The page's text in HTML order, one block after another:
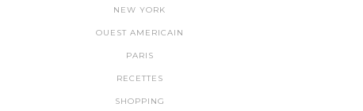
NEW YORK
OUEST AMERICAIN
PARIS
RECETTES
SHOPPING